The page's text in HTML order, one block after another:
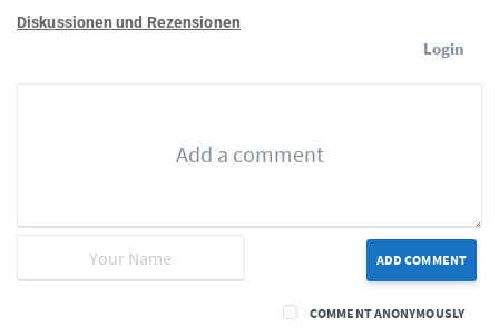
Diskussionen und Rezensionen
Login
ADD COMMENT
COMMENT ANONYMOUSLY